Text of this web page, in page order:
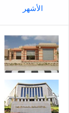
الأشهر